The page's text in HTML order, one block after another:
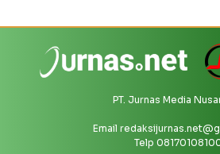
PT. Jurnas Media
Email
Telp